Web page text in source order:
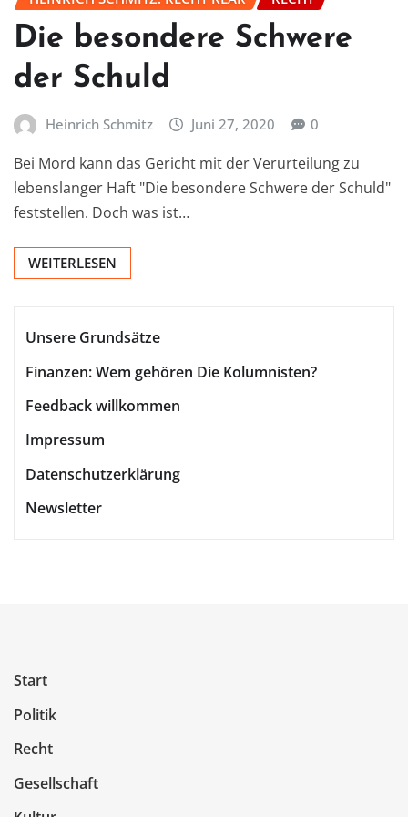
Die besondere Schwere
der Schuld
Heinrich Schmitz Juni 27, 2020 0
Bei Mord kann das Gericht mit der Verurteilung zu
lebenslanger Haft "Die besondere Schwere der Schuld"
feststellen. Doch was ist…
WEITERLESEN
Unsere Grundsätze
Finanzen: Wem gehören Die Kolumnisten?
Feedback willkommen
Impressum
Datenschutzerklärung
Newsletter
Start
Politik
Recht
Gesellschaft